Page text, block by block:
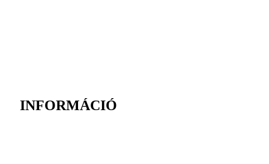
INFORMÁCIÓ